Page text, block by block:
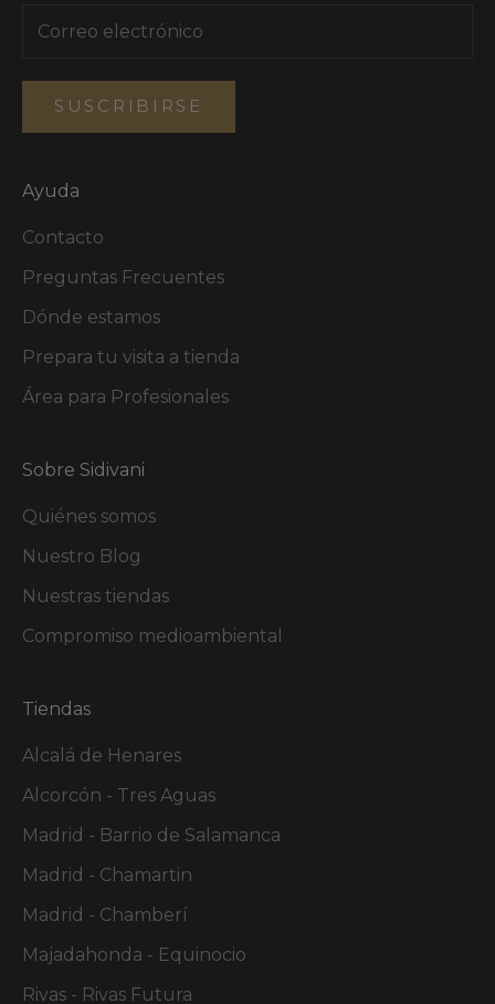
SUSCRIBIRSE
Ayuda
Contacto
Preguntas Frecuentes
Dónde estamos
Prepara tu visita a tienda
Área para Profesionales
Sobre Sidivani
Quiénes somos
Nuestro Blog
Nuestras tiendas
Compromiso medioambiental
Tiendas
Alcalá de Henares
Alcorcón - Tres Aguas
Madrid - Barrio de Salamanca
Madrid - Chamartin
Madrid - Chamberí
Majadahonda - Equinocio
Rivas - Rivas Futura